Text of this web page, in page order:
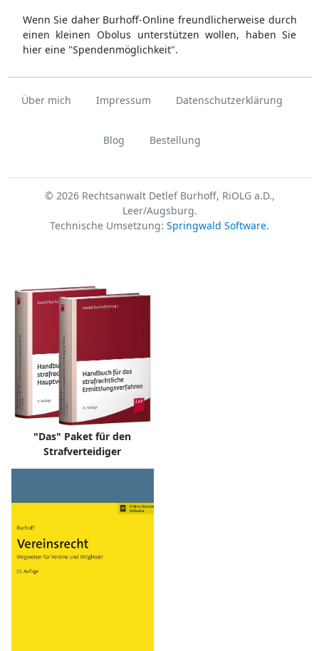
Wenn Sie daher Burhoff-Online freundlicherweise durch
einen kleinen Obolus unterstützen wollen, haben Sie
hier eine "Spendenmöglichkeit".
Über mich Impressum Datenschutzerklärung
Blog Bestellung
© 2026 Rechtsanwalt Detlef Burhoff, RiOLG a.D.,
Leer/Augsburg.
Technische Umsetzung: Springwald Software.
"Das" Paket für den
Strafverteidiger